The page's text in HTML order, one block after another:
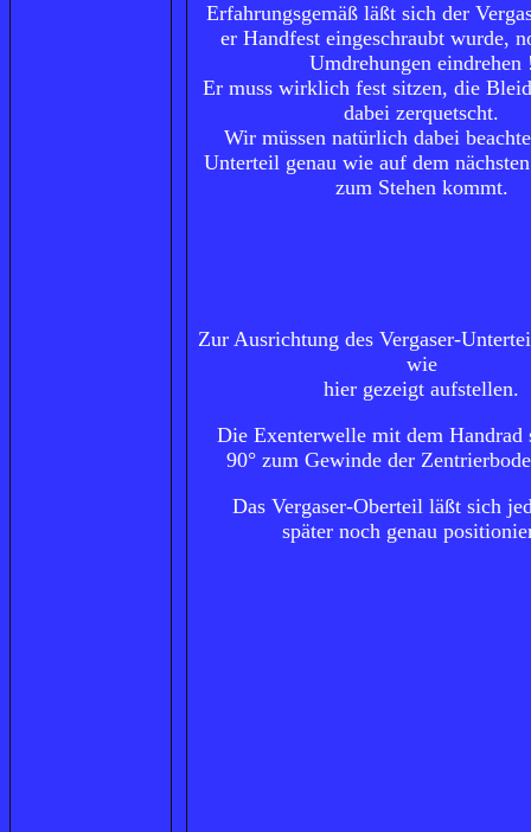
Erfahrungsgemäß läßt sich der
er Handfest eingeschraubt wurde,
Umdrehungen eindrehen
Er muss wirklich fest sitzen, die
dabei zerquetscht.
Wir müssen natürlich dabei
Unterteil genau wie auf dem
zum Stehen kommt.
Zur Ausrichtung des Vergaser-
wie
hier gezeigt aufstellen.
Die Exenterwelle mit dem Handrad
90° zum Gewinde der
Das Vergaser-Oberteil läßt sich
später noch genau